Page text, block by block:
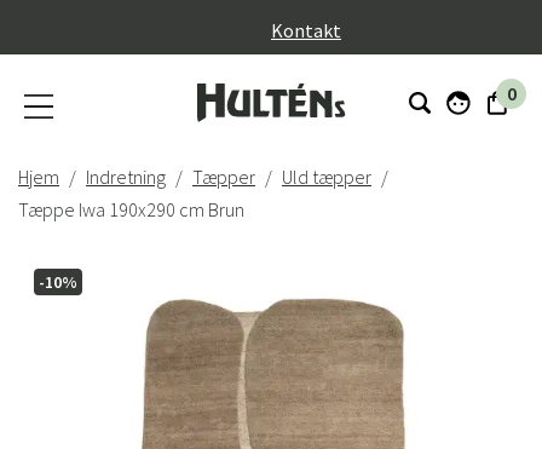
Kontakt
0
Hjem Indretning Tæpper
Uld tæpper
Tæppe Iwa 190x290 cm Brun
-10%